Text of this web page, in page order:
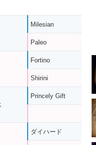
Milesian
Paleo
Fortino
Shirini
Princely Gift
ダイハード